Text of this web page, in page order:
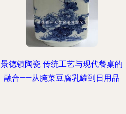
景德镇陶瓷 传统工艺与现代餐桌的
融合——从腌菜豆腐乳罐到日用品